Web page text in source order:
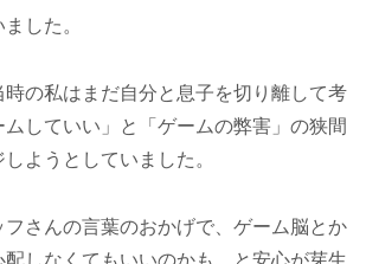
した。
時の私はまだ自分と息子を切り離して考
ムしていい」と「ゲームの弊害」の狭間
ようとしていました。
フさんの言葉のおかげで、ゲーム脳とか
しなくてもいいのかも、と安心が芽生